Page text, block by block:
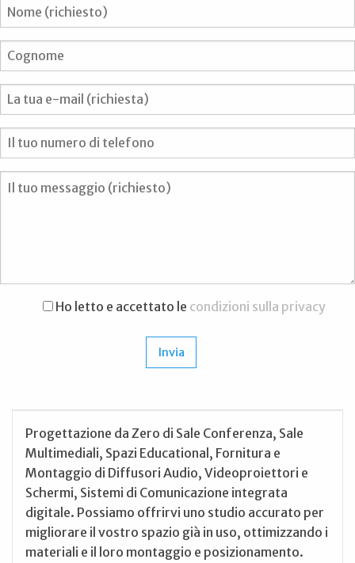
Ho letto e accettato le condizioni sulla privacy
Progettazione da Zero di Sale Conferenza, Sale
Multimediali, Spazi Educational, Fornitura e
Montaggio di Diffusori Audio, Videoproiettori e
Schermi, Sistemi di Comunicazione integrata
digitale. Possiamo offrirvi uno studio accurato per
migliorare il vostro spazio già in uso, ottimizzando i
materiali e il loro montaggio e posizionamento.